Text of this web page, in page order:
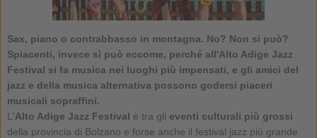
Sax, piano o contrabbasso in montagna. No? Non si può?
Spiacenti, invece sì può eccome, perché all'Alto Adige Jazz
Festival si fa musica nei luoghi più impensati, e gli amici del
jazz e della musica alternativa possono godersi piaceri
musicali sopraffini.
L'Alto Adige Jazz Festival è tra gli eventi culturali più grossi
della provincia di Bolzano e forse anche il festival jazz più grande